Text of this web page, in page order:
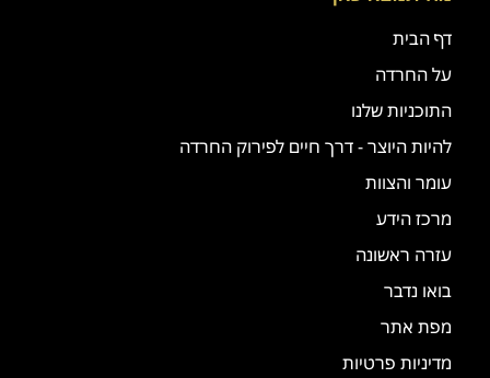
דף הבית
על החרדה
התוכניות שלנו
להיות היוצר - דרך חיים לפירוק החרדה
עומר והצוות
מרכז הידע
עזרה ראשונה
בואו נדבר
מפת אתר
מדיניות פרטיות